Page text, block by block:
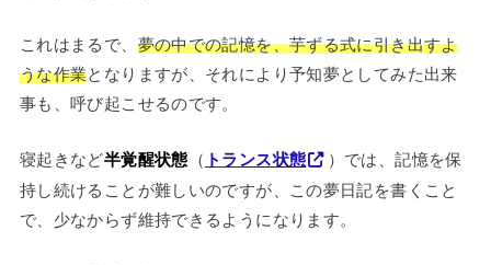
これはまるで、 夢の中での記憶を、芋ずる式に引き出すよ
うな作業となりますが、それにより予知夢としてみた出来
事も、呼び起こせるのです。
寝起きなど半覚醒状態 （ トランス状態
）では、記憶を保
持し続けることが難しいのですが、この夢日記を書くこと
で、少なからず維持できるようになります。